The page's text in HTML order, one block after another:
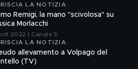
LA NOTIZIA
Remigi, la mano "scivolosa" su
Morlacchi
2022 | Canale 5
LA NOTIZIA
allevamento a Volpago del
(TV)